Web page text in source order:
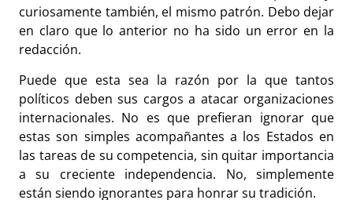
curiosamente también, el mismo patrón. Debo dejar
en claro que lo anterior no ha sido un error en la
redacción.
Puede que esta sea la razón por la que tantos
políticos deben sus cargos a atacar organizaciones
internacionales. No es que prefieran ignorar que
estas son simples acompañantes a los Estados en
las tareas de su competencia, sin quitar importancia
a su creciente independencia. No, simplemente
están siendo ignorantes para honrar su tradición.